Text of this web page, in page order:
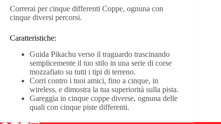
Correrai per cinque differenti Coppe, ognuna con
cinque diversi percorsi.
Caratteristiche:
Guida Pikachu verso il traguardo trascinando
semplicemente il tuo stilo in una serie di corse
mozzafiato su tutti i tipi di terreno.
Corri contro i tuoi amici, fino a cinque, in
wireless, e dimostra la tua superiorità sulla pista.
Gareggia in cinque coppe diverse, ognuna delle
quali con cinque piste differenti.